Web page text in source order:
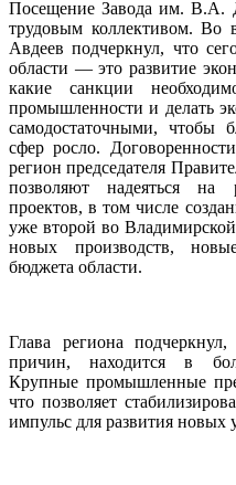
Посещение Завода им. В.А.
трудовым коллективом. Во
Авдеев подчеркнул, что
области — это развитие
какие санкции
промышленности и делать
самодостаточными, чтобы
сфер росло.
регион председателя
позволяют надеяться на
проектов, в том числе
уже второй во
новых производств,
бюджета области.
Глава региона
причин, находится в
Крупные промышленные
что позволяет
импульс для развития новых